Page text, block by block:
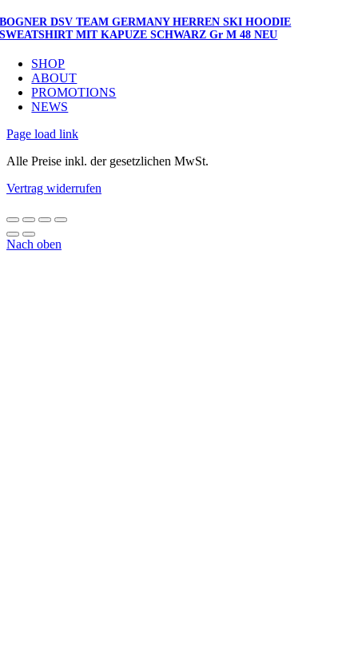
BOGNER DSV TEAM GERMANY HERREN SKI HOODIE
SWEATSHIRT MIT KAPUZE SCHWARZ Gr M 48 NEU
SHOP
ABOUT
PROMOTIONS
NEWS
Page load link
Alle Preise inkl. der gesetzlichen MwSt.
Vertrag widerrufen
Nach oben